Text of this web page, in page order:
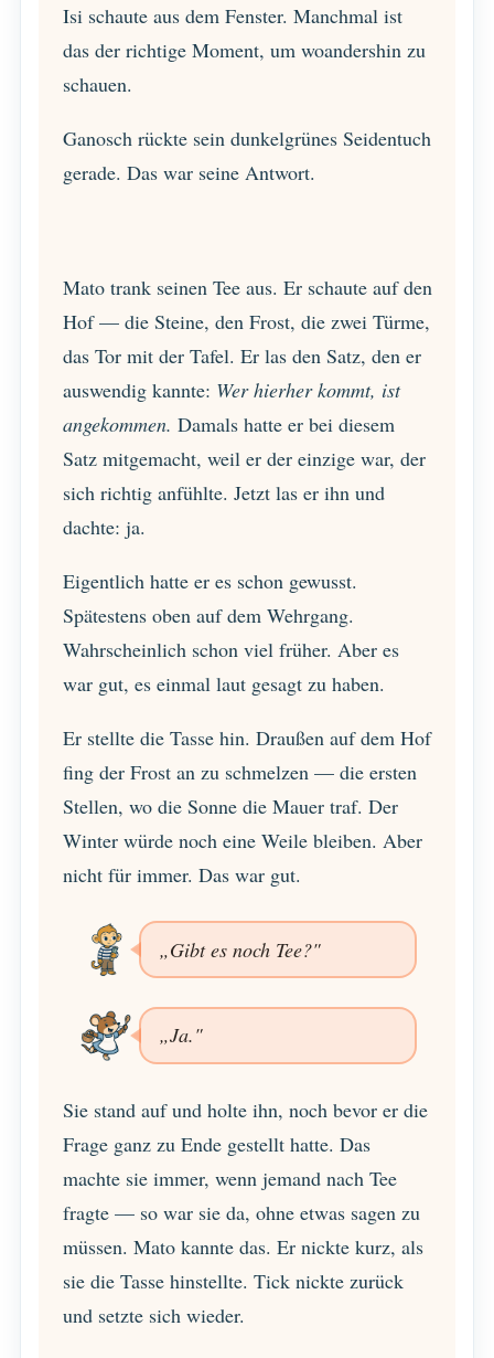
Isi schaute aus dem Fenster. Manchmal ist
das der richtige Moment, um woandershin zu
schauen.
Ganosch rückte sein dunkelgrünes Seidentuch
gerade. Das war seine Antwort.
Mato trank seinen Tee aus. Er schaute auf den
Hof — die Steine, den Frost, die zwei Türme,
das Tor mit der Tafel. Er las den Satz, den er
auswendig kannte: Wer hierher kommt, ist
angekommen. Damals hatte er bei diesem
Satz mitgemacht, weil er der einzige war, der
sich richtig anfühlte. Jetzt las er ihn und
dachte: ja.
Eigentlich hatte er es schon gewusst.
Spätestens oben auf dem Wehrgang.
Wahrscheinlich schon viel früher. Aber es
war gut, es einmal laut gesagt zu haben.
Er stellte die Tasse hin. Draußen auf dem Hof
fing der Frost an zu schmelzen — die ersten
Stellen, wo die Sonne die Mauer traf. Der
Winter würde noch eine Weile bleiben. Aber
nicht für immer. Das war gut.
„Gibt es noch Tee?"
„Ja."
Sie stand auf und holte ihn, noch bevor er die
Frage ganz zu Ende gestellt hatte. Das
machte sie immer, wenn jemand nach Tee
fragte — so war sie da, ohne etwas sagen zu
müssen. Mato kannte das. Er nickte kurz, als
sie die Tasse hinstellte. Tick nickte zurück
und setzte sich wieder.